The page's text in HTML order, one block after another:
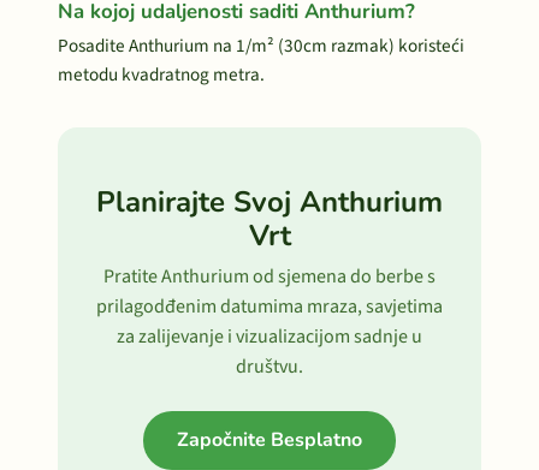
Na kojoj udaljenosti saditi Anthurium?
Posadite Anthurium na 1/m² (30cm razmak) koristeći
metodu kvadratnog metra.
Planirajte Svoj Anthurium
Vrt
Pratite Anthurium od sjemena do berbe s
prilagodđenim datumima mraza, savjetima
za zalijevanje i vizualizacijom sadnje u
društvu.
Započnite Besplatno